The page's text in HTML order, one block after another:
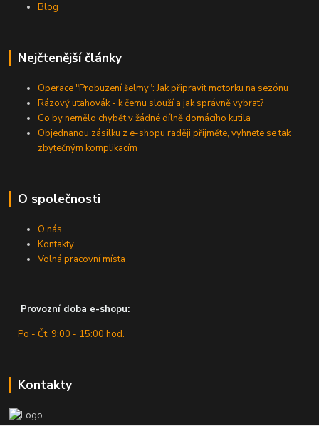
Blog
Nejčtenější články
Operace "Probuzení šelmy": Jak připravit motorku na sezónu
Rázový utahovák - k čemu slouží a jak správně vybrat?
Co by nemělo chybět v žádné dílně domácího kutila
Objednanou zásilku z e-shopu raději přijměte, vyhnete se tak
zbytečným komplikacím
O společnosti
O nás
Kontakty
Volná pracovní místa
Provozní doba e-shopu:
Po - Čt: 9:00 - 15:00 hod.
Kontakty